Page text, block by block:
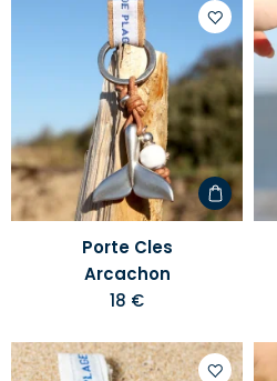
Ajouter
à
votre
liste
d'envies
Porte Cles
Arcachon
18 €